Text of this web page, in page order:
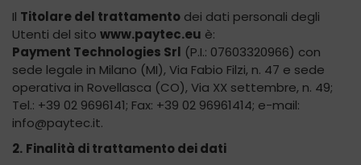
Il Titolare del trattamento dei dati personali degli
Utenti del sito www.paytec.eu è:
Payment Technologies Srl (P.I.: 07603320966) con
sede legale in Milano (MI), Via Fabio Filzi, n. 47 e sede
operativa in Rovellasca (CO), Via XX settembre, n. 49;
Tel.: +39 02 9696141; Fax: +39 02 96961414; e-mail:
info@paytec.it.
2. Finalità di trattamento dei dati